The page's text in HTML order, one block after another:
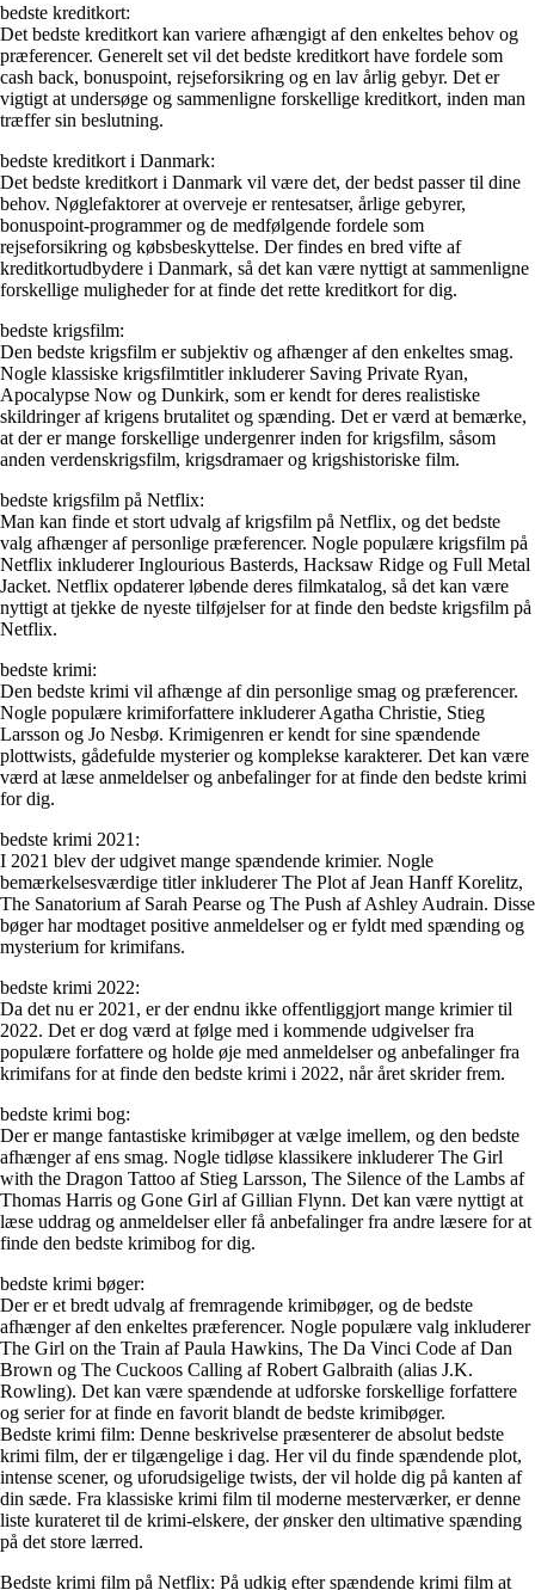
bedste kreditkort:
Det bedste kreditkort kan variere afhængigt af den enkeltes behov og
præferencer. Generelt set vil det bedste kreditkort have fordele som
cash back, bonuspoint, rejseforsikring og en lav årlig gebyr. Det er
vigtigt at undersøge og sammenligne forskellige kreditkort, inden man
træffer sin beslutning.
bedste kreditkort i Danmark:
Det bedste kreditkort i Danmark vil være det, der bedst passer til dine
behov. Nøglefaktorer at overveje er rentesatser, årlige gebyrer,
bonuspoint-programmer og de medfølgende fordele som
rejseforsikring og købsbeskyttelse. Der findes en bred vifte af
kreditkortudbydere i Danmark, så det kan være nyttigt at sammenligne
forskellige muligheder for at finde det rette kreditkort for dig.
bedste krigsfilm:
Den bedste krigsfilm er subjektiv og afhænger af den enkeltes smag.
Nogle klassiske krigsfilmtitler inkluderer Saving Private Ryan,
Apocalypse Now og Dunkirk, som er kendt for deres realistiske
skildringer af krigens brutalitet og spænding. Det er værd at bemærke,
at der er mange forskellige undergenrer inden for krigsfilm, såsom
anden verdenskrigsfilm, krigsdramaer og krigshistoriske film.
bedste krigsfilm på Netflix:
Man kan finde et stort udvalg af krigsfilm på Netflix, og det bedste
valg afhænger af personlige præferencer. Nogle populære krigsfilm på
Netflix inkluderer Inglourious Basterds, Hacksaw Ridge og Full Metal
Jacket. Netflix opdaterer løbende deres filmkatalog, så det kan være
nyttigt at tjekke de nyeste tilføjelser for at finde den bedste krigsfilm på
Netflix.
bedste krimi:
Den bedste krimi vil afhænge af din personlige smag og præferencer.
Nogle populære krimiforfattere inkluderer Agatha Christie, Stieg
Larsson og Jo Nesbø. Krimigenren er kendt for sine spændende
plottwists, gådefulde mysterier og komplekse karakterer. Det kan være
værd at læse anmeldelser og anbefalinger for at finde den bedste krimi
for dig.
bedste krimi 2021:
I 2021 blev der udgivet mange spændende krimier. Nogle
bemærkelsesværdige titler inkluderer The Plot af Jean Hanff Korelitz,
The Sanatorium af Sarah Pearse og The Push af Ashley Audrain. Disse
bøger har modtaget positive anmeldelser og er fyldt med spænding og
mysterium for krimifans.
bedste krimi 2022:
Da det nu er 2021, er der endnu ikke offentliggjort mange krimier til
2022. Det er dog værd at følge med i kommende udgivelser fra
populære forfattere og holde øje med anmeldelser og anbefalinger fra
krimifans for at finde den bedste krimi i 2022, når året skrider frem.
bedste krimi bog:
Der er mange fantastiske krimibøger at vælge imellem, og den bedste
afhænger af ens smag. Nogle tidløse klassikere inkluderer The Girl
with the Dragon Tattoo af Stieg Larsson, The Silence of the Lambs af
Thomas Harris og Gone Girl af Gillian Flynn. Det kan være nyttigt at
læse uddrag og anmeldelser eller få anbefalinger fra andre læsere for at
finde den bedste krimibog for dig.
bedste krimi bøger:
Der er et bredt udvalg af fremragende krimibøger, og de bedste
afhænger af den enkeltes præferencer. Nogle populære valg inkluderer
The Girl on the Train af Paula Hawkins, The Da Vinci Code af Dan
Brown og The Cuckoos Calling af Robert Galbraith (alias J.K.
Rowling). Det kan være spændende at udforske forskellige forfattere
og serier for at finde en favorit blandt de bedste krimibøger.
Bedste krimi film: Denne beskrivelse præsenterer de absolut bedste
krimi film, der er tilgængelige i dag. Her vil du finde spændende plot,
intense scener, og uforudsigelige twists, der vil holde dig på kanten af ​​
din sæde. Fra klassiske krimi film til moderne mesterværker, er denne
liste kurateret til de krimi-elskere, der ønsker den ultimative spænding
på det store lærred.
Bedste krimi film på Netflix: På udkig efter spændende krimi film at